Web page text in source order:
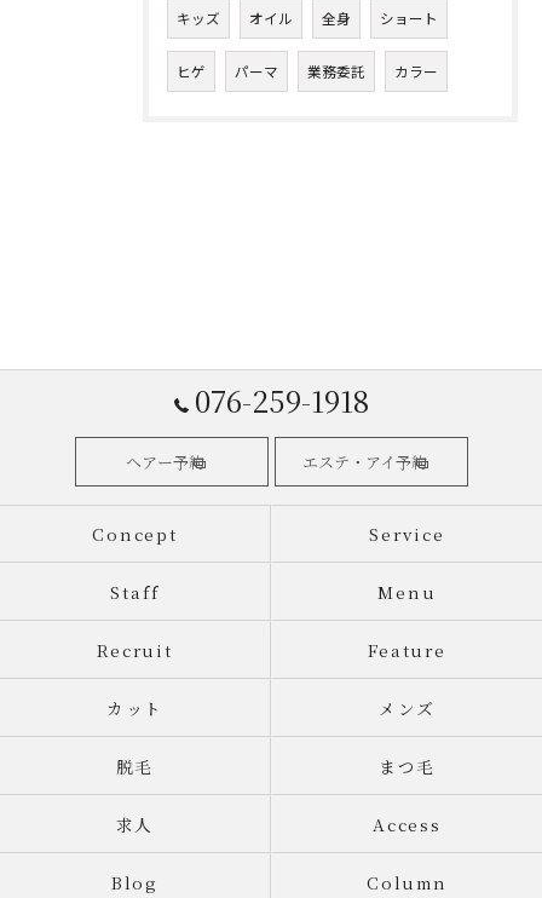
キッズ オイル 全身 ショート
ヒゲ パーマ 業務委託 カラー
076-259-1918
ヘアー予約 エステ・アイ予約
Concept Service
Staff Menu
Recruit Feature
カット メンズ
脱毛 まつ毛
求人 Access
Blog Column